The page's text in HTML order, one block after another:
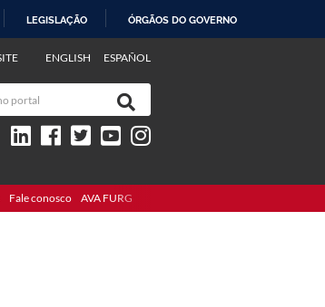
LEGISLAÇÃO ÓRGÃOS DO GOVERNO
ENGLISH ESPAÑOL
Fale conosco AVA FURG